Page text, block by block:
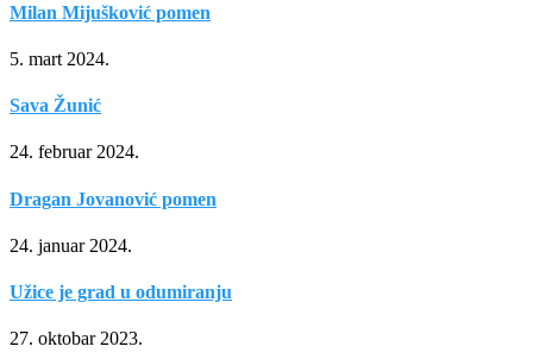
Milan Mijušković pomen
5. mart 2024.
Sava Žunić
24. februar 2024.
Dragan Jovanović pomen
24. januar 2024.
Užice je grad u odumiranju
27. oktobar 2023.